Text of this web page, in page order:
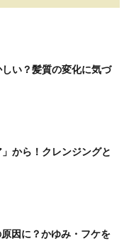
い？髪質の変化に気づ
から！クレンジングと
因に？かゆみ・フケを